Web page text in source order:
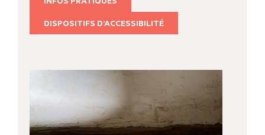
DISPOSITIFS D’ACCESSIBILITÉ